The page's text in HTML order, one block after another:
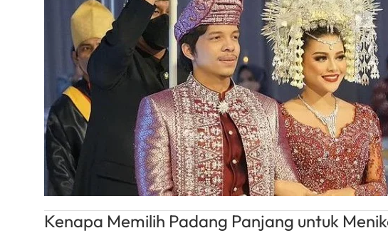
Kenapa Memilih Padang Panjang untuk